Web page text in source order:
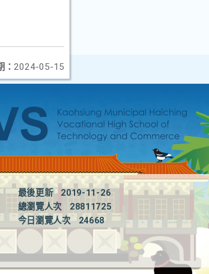
： 2024-05-15
最後更新
2019-11-26
總瀏覽人次
28811725
今日瀏覽人次
24668